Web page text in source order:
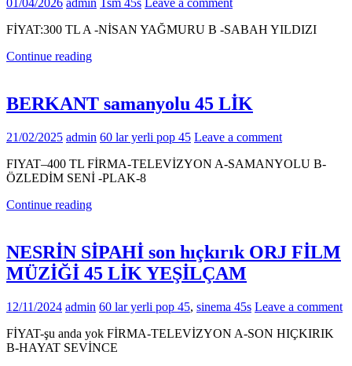
01/04/2026 admin Tsm 45s
Leave a comment
FİYAT:300 TL A -NİSAN YAĞMURU B -SABAH YILDIZI
Continue reading
BERKANT samanyolu 45 LİK
21/02/2025 admin 60 lar yerli pop 45 Leave a comment
FIYAT–400 TL FİRMA-TELEVİZYON A-SAMANYOLU B-
ÖZLEDİM SENİ -PLAK-8
Continue reading
NESRİN SİPAHİ son hıçkırık ORJ FİLM
MÜZİĞİ 45 LİK YEŞİLÇAM
12/11/2024 admin 60 lar yerli pop 45, sinema 45s Leave a comment
FİYAT-şu anda yok FİRMA-TELEVİZYON A-SON HIÇKIRIK
B-HAYAT SEVİNCE